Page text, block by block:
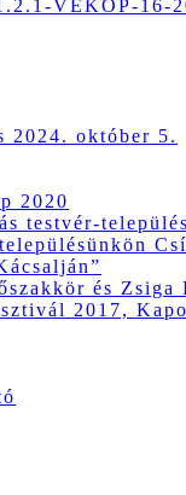
VEKOP-16-
2024. október 5.
2020
testvér-
és Zsiga
2017,